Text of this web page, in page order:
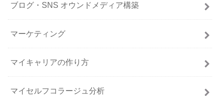
ブログ・SNS オウンドメディア構築
マーケティング
マイキャリアの作り方
マイセルフコラージュ分析